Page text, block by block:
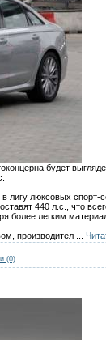
будет
лигу люксовых
440 л.с., что
более легким
производител
(0)